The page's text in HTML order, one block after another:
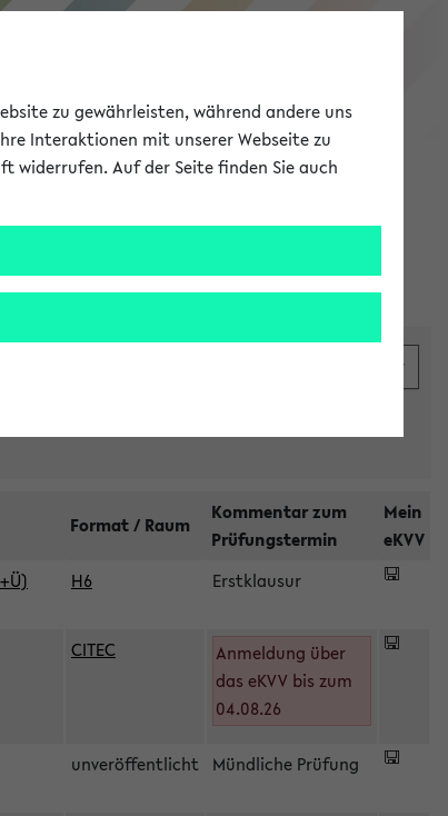
eKVV
Format / Raum
Kommentar zum
Prüfungstermin
Mein
eKVV
H6 Erstklausur
CITEC
Anmeldung über
das eKVV bis zum
04.08.26
unveröffentlicht Mündliche Prüfung
zu gewährleisten, während andere uns
Interaktionen mit unserer Webseite zu
widerrufen. Auf der Seite finden Sie auch